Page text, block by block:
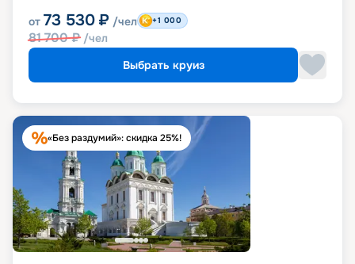
от 73 530 ₽ /чел
81 700₽ /чел
+1 000
Выбрать круиз
«Без раздумий»: скидка 25%!